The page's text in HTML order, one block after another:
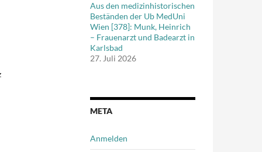
Aus den medizinhistorischen
Beständen der Ub MedUni
Wien [378]: Munk, Heinrich
– Frauenarzt und Badearzt in
Karlsbad
27. Juli 2026
META
Anmelden